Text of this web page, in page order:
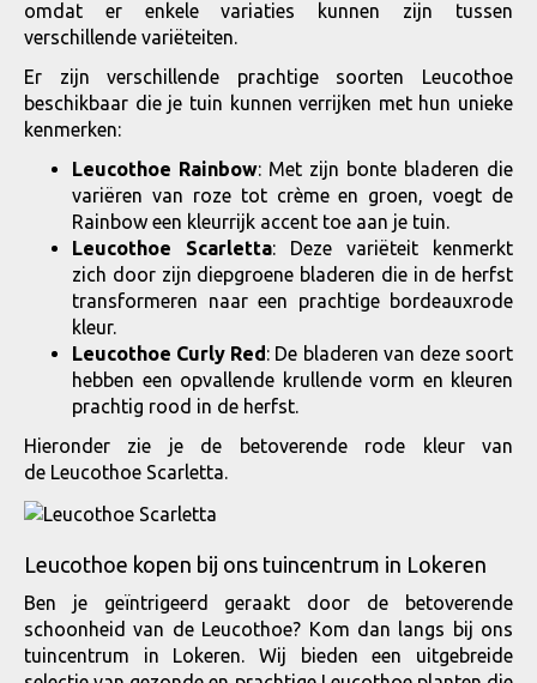
omdat er enkele variaties kunnen zijn tussen
verschillende variëteiten.
Er zijn verschillende prachtige soorten Leucothoe
beschikbaar die je tuin kunnen verrijken met hun unieke
kenmerken:
Leucothoe Rainbow: Met zijn bonte bladeren die
variëren van roze tot crème en groen, voegt de
Rainbow een kleurrijk accent toe aan je tuin.
Leucothoe Scarletta: Deze variëteit kenmerkt
zich door zijn diepgroene bladeren die in de herfst
transformeren naar een prachtige bordeauxrode
kleur.
Leucothoe Curly Red: De bladeren van deze soort
hebben een opvallende krullende vorm en kleuren
prachtig rood in de herfst.
Hieronder zie je de betoverende rode kleur van
de Leucothoe Scarletta.
Leucothoe kopen bij ons tuincentrum in Lokeren
Ben je geïntrigeerd geraakt door de betoverende
schoonheid van de Leucothoe? Kom dan langs bij ons
tuincentrum in Lokeren. Wij bieden een uitgebreide